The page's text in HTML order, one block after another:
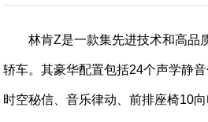
林肯Z是一款集先进技术和高品
轿车。其豪华配置包括24个声学静
时空秘信、音乐律动、前排座椅10